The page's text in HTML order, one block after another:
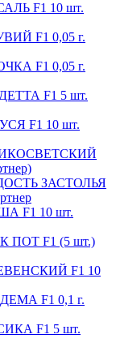
F1 10 шт.
F1 0,05 г.
F1 0,05 г.
F1 5 шт.
F1 10 шт.
ЗАСТОЛЬЯ
F1 10 шт.
F1 (5 шт.)
F1 10
F1 0,1 г.
F1 5 шт.